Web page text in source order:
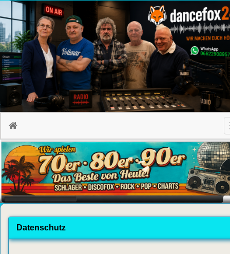
Datenschutz